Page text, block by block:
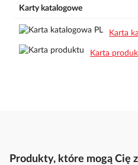
Karty katalogowe
Karta
Karta
Produkty, które mogą Cię